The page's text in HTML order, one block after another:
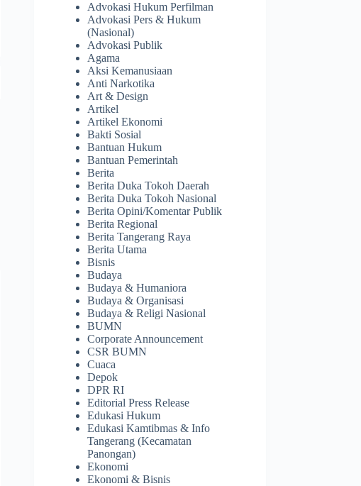
Advokasi Hukum Perfilman
Advokasi Pers & Hukum
(Nasional)
Advokasi Publik
Agama
Aksi Kemanusiaan
Anti Narkotika
Art & Design
Artikel
Artikel Ekonomi
Bakti Sosial
Bantuan Hukum
Bantuan Pemerintah
Berita
Berita Duka Tokoh Daerah
Berita Duka Tokoh Nasional
Berita Opini/Komentar Publik
Berita Regional
Berita Tangerang Raya
Berita Utama
Bisnis
Budaya
Budaya & Humaniora
Budaya & Organisasi
Budaya & Religi Nasional
BUMN
Corporate Announcement
CSR BUMN
Cuaca
Depok
DPR RI
Editorial Press Release
Edukasi Hukum
Edukasi Kamtibmas & Info
Tangerang (Kecamatan
Panongan)
Ekonomi
Ekonomi & Bisnis